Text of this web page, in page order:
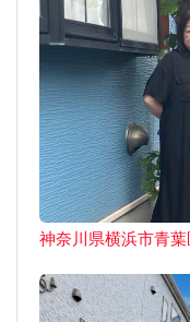
神奈川県横浜市青